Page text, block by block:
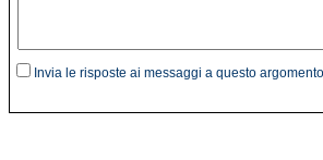
Invia le risposte ai messaggi a questo